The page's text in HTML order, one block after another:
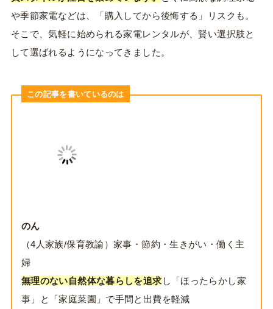
や季節家電などは、「購入してから後悔する」リスクも。
そこで、気軽に始められる家電レンタルが、賢い選択肢と
して選ばれるようになってきました。
この記事を書いているのは
のん
（4人家族/保育教諭）家事・節約・生きがい・働く主
婦
無理のない自然体な暮らしを追求 し「ほったらかし家
事」と「家庭菜園」で手間と出費を軽減